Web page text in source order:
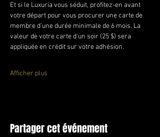
Et si le Luxuria vous séduit, profitez-en avant
votre départ pour vous procurer une carte de
membre d’une durée minimale de 6 mois. La
valeur de votre carte d’un soir (25 $) sera
appliquée en crédit sur votre adhésion.
Afficher plus
Partager cet événement